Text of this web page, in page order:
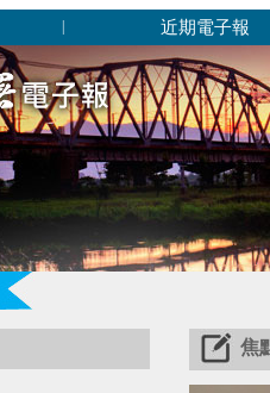
近期電子報
焦